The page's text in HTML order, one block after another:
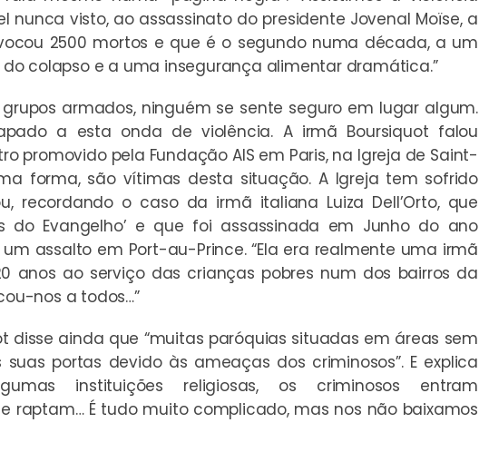
nunca visto, ao assassinato do presidente Jovenal Moïse, a
2500 mortos e que é o segundo numa década, a um
colapso e a uma insegurança alimentar dramática.”
armados, ninguém se sente seguro em lugar algum.
a esta onda de violência. A irmã Boursiquot falou
promovido pela Fundação AIS em Paris, na Igreja de Saint-
forma, são vítimas desta situação. A Igreja tem sofrido
recordando o caso da irmã italiana Luiza Dell’Orto, que
do Evangelho’ e que foi assassinada em Junho do ano
assalto em Port-au-Prince. “Ela era realmente uma irmã
anos ao serviço das crianças pobres num dos bairros da
nos a todos…”
disse ainda que “muitas paróquias situadas em áreas sem
portas devido às ameaças dos criminosos”. E explica
instituições religiosas, os criminosos entram
raptam… É tudo muito complicado, mas nos não baixamos